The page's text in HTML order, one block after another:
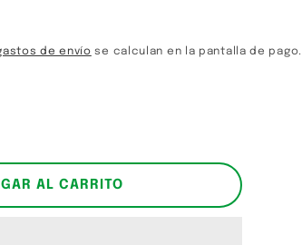
ó
de envío se calculan en la pantalla de pago.
AL CARRITO